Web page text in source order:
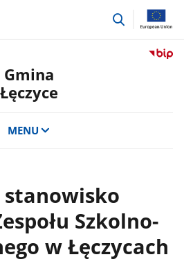
przejdź
Przejdź
Gmina
Łęczyce
MENU
Szkolno-
w Łęczycach